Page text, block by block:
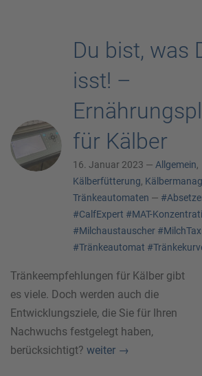
Du bist, was
isst! –
für Kälber
16. Januar 2023 — Allgemein,
Kälberfütterung,
Tränkeautomaten —
#CalfExpert #MAT-
#Milchaustauscher
#Tränkeautomat
Tränkeempfehlungen für Kälber gibt
es viele. Doch werden auch die
Entwicklungsziele, die Sie für Ihren
Nachwuchs festgelegt haben,
berücksichtigt? weiter →